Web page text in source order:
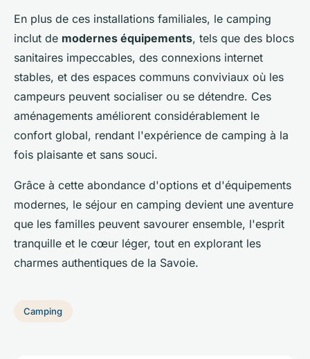
En plus de ces installations familiales, le camping
inclut de modernes équipements, tels que des blocs
sanitaires impeccables, des connexions internet
stables, et des espaces communs conviviaux où les
campeurs peuvent socialiser ou se détendre. Ces
aménagements améliorent considérablement le
confort global, rendant l'expérience de camping à la
fois plaisante et sans souci.
Grâce à cette abondance d'options et d'équipements
modernes, le séjour en camping devient une aventure
que les familles peuvent savourer ensemble, l'esprit
tranquille et le cœur léger, tout en explorant les
charmes authentiques de la Savoie.
Camping